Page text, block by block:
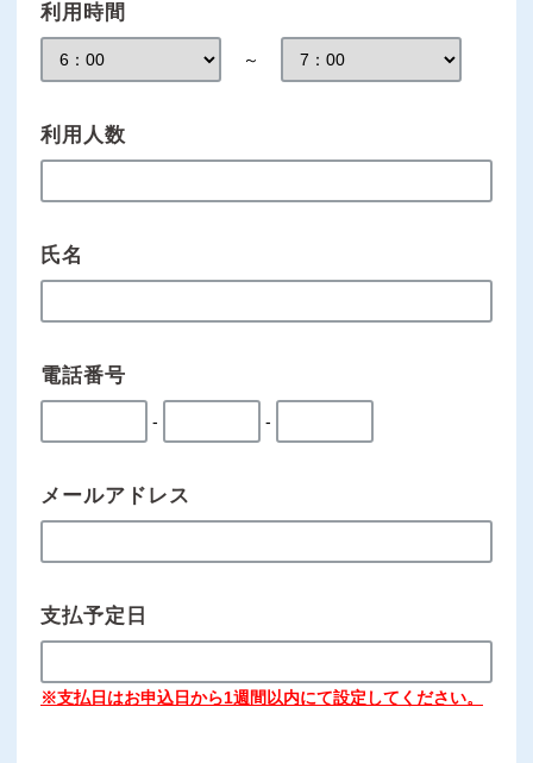
利用時間
～
利用人数
氏名
電話番号
- -
メールアドレス
支払予定日
※支払日はお申込日から1週間以内にて設定してください。